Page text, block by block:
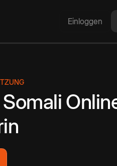
Einloggen
Somali